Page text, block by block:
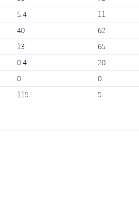
5.4
11
40
62
13
65
0.4
20
0
0
115 5